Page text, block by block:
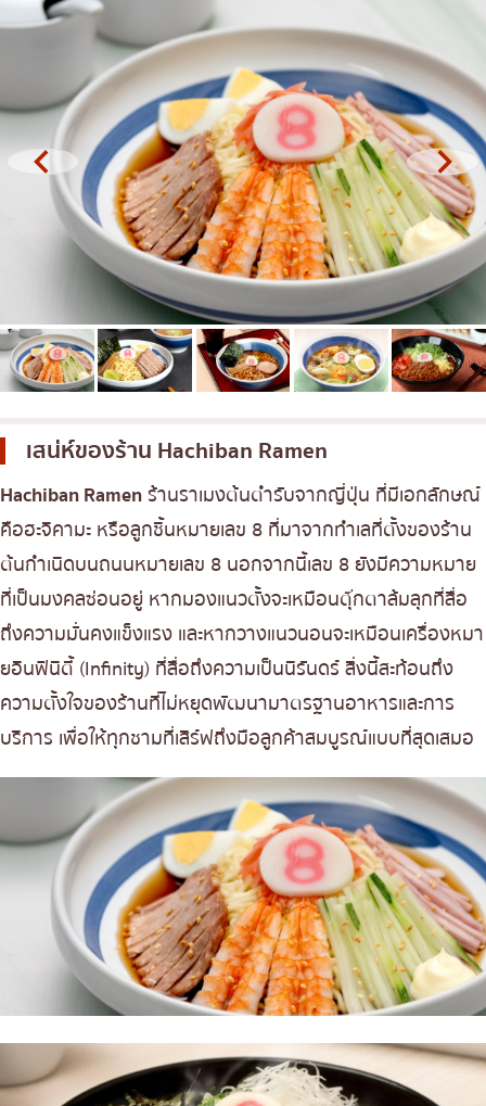
ด้ง (ข้าวหน้าต่างๆ)
มิชลิน
สเต็ก
ของทอดเสียบไม้
หม้อไฟญี่ปุ่น
ของย่างเสียบไม้/เครื่องในย่าง
ร้านอาหารญี่ปุ่นแบบดั้งเดิม
ทาโกะยากิ
โอเด้ง/เมนูตุ๋นสไตล์ญี่ปุ่น
เบนโตะ/บริการส่งอาหารญี่ปุ่น
นานา
ศรีราชา
ไอคอนสยาม
เซ็นทรัลเวิลด์
นนทบุรี
เชียงใหม่
ลาดพร้าว
สมุทรปราการ
ปทุมธานี
ภูเก็ต
พัทยา
ธนิยะ
พระราม 3
พระราม4
อื่นๆ
เสน่ห์ของร้าน Hachiban Ramen
Hachiban Ramenร้านราเมงต้นตำรับจากญี่ปุ่น ที่มีเอกลักษณ์
คือฮะจิคามะ หรือลูกชิ้นหมายเลข 8 ที่มาจากทำเลที่ตั้งของร้าน
ต้นกำเนิดบนถนนหมายเลข 8 นอกจากนี้เลข 8 ยังมีความหมาย
ที่เป็นมงคลซ่อนอยู่ หากมองแนวตั้งจะเหมือนตุ๊กตาล้มลุกที่สื่อ
ถึงความมั่นคงแข็งแรง และหากวางแนวนอนจะเหมือนเครื่องหมา
ยอินฟินิตี้ (Infinity) ที่สื่อถึงความเป็นนิรันดร์ สิ่งนี้สะท้อนถึง
ความตั้งใจของร้านที่ไม่หยุดพัฒนามาตรฐานอาหารและการ
บริการ เพื่อให้ทุกชามที่เสิร์ฟถึงมือลูกค้าสมบูรณ์แบบที่สุดเสมอ